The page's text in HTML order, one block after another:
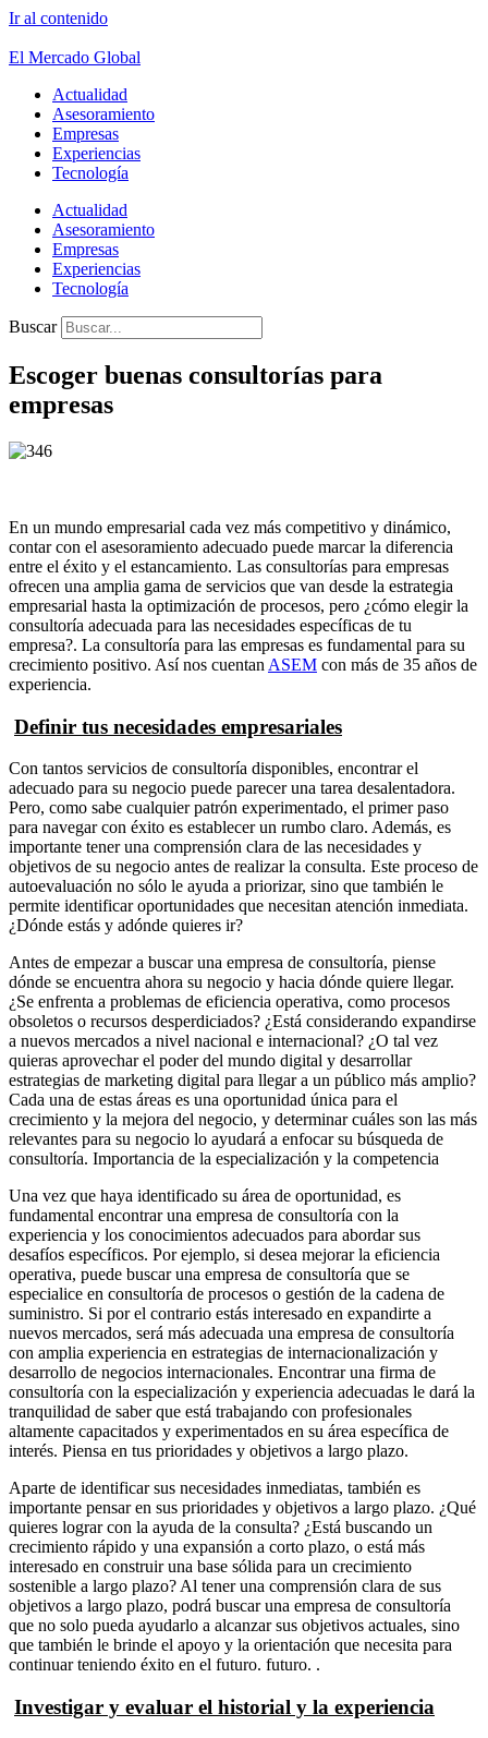
Ir al contenido
El Mercado Global
Actualidad
Asesoramiento
Empresas
Experiencias
Tecnología
Actualidad
Asesoramiento
Empresas
Experiencias
Tecnología
Buscar
Escoger buenas consultorías para
empresas
En un mundo empresarial cada vez más competitivo y dinámico,
contar con el asesoramiento adecuado puede marcar la diferencia
entre el éxito y el estancamiento. Las consultorías para empresas
ofrecen una amplia gama de servicios que van desde la estrategia
empresarial hasta la optimización de procesos, pero ¿cómo elegir la
consultoría adecuada para las necesidades específicas de tu
empresa?. La consultoría para las empresas es fundamental para su
crecimiento positivo. Así nos cuentan ASEM con más de 35 años de
experiencia.
Definir tus necesidades empresariales
Con tantos servicios de consultoría disponibles, encontrar el
adecuado para su negocio puede parecer una tarea desalentadora.
Pero, como sabe cualquier patrón experimentado, el primer paso
para navegar con éxito es establecer un rumbo claro. Además, es
importante tener una comprensión clara de las necesidades y
objetivos de su negocio antes de realizar la consulta. Este proceso de
autoevaluación no sólo le ayuda a priorizar, sino que también le
permite identificar oportunidades que necesitan atención inmediata.
¿Dónde estás y adónde quieres ir?
Antes de empezar a buscar una empresa de consultoría, piense
dónde se encuentra ahora su negocio y hacia dónde quiere llegar.
¿Se enfrenta a problemas de eficiencia operativa, como procesos
obsoletos o recursos desperdiciados? ¿Está considerando expandirse
a nuevos mercados a nivel nacional e internacional? ¿O tal vez
quieras aprovechar el poder del mundo digital y desarrollar
estrategias de marketing digital para llegar a un público más amplio?
Cada una de estas áreas es una oportunidad única para el
crecimiento y la mejora del negocio, y determinar cuáles son las más
relevantes para su negocio lo ayudará a enfocar su búsqueda de
consultoría. Importancia de la especialización y la competencia
Una vez que haya identificado su área de oportunidad, es
fundamental encontrar una empresa de consultoría con la
experiencia y los conocimientos adecuados para abordar sus
desafíos específicos. Por ejemplo, si desea mejorar la eficiencia
operativa, puede buscar una empresa de consultoría que se
especialice en consultoría de procesos o gestión de la cadena de
suministro. Si por el contrario estás interesado en expandirte a
nuevos mercados, será más adecuada una empresa de consultoría
con amplia experiencia en estrategias de internacionalización y
desarrollo de negocios internacionales. Encontrar una firma de
consultoría con la especialización y experiencia adecuadas le dará la
tranquilidad de saber que está trabajando con profesionales
altamente capacitados y experimentados en su área específica de
interés. Piensa en tus prioridades y objetivos a largo plazo.
Aparte de identificar sus necesidades inmediatas, también es
importante pensar en sus prioridades y objetivos a largo plazo. ¿Qué
quieres lograr con la ayuda de la consulta? ¿Está buscando un
crecimiento rápido y una expansión a corto plazo, o está más
interesado en construir una base sólida para un crecimiento
sostenible a largo plazo? Al tener una comprensión clara de sus
objetivos a largo plazo, podrá buscar una empresa de consultoría
que no solo pueda ayudarlo a alcanzar sus objetivos actuales, sino
que también le brinde el apoyo y la orientación que necesita para
continuar teniendo éxito en el futuro. futuro. .
Investigar y evaluar el historial y la experiencia